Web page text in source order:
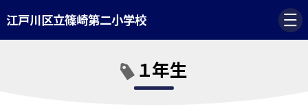
江戸川区立篠崎第二小学校
１年生